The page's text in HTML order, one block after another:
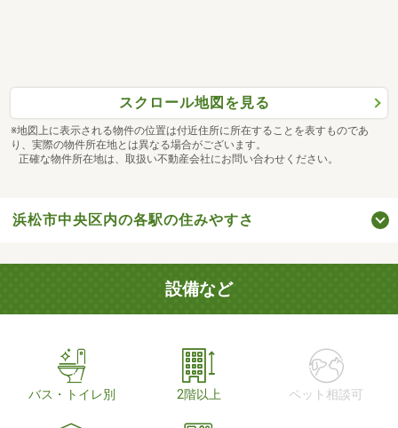
スクロール地図を見る
※地図上に表示される物件の位置は付近住所に所在することを表すものであ
り、実際の物件所在地とは異なる場合がございます。
正確な物件所在地は、取扱い不動産会社にお問い合わせください。
浜松市中央区内の各駅の住みやすさ
設備など
バス・トイレ別 2階以上 ペット相談可